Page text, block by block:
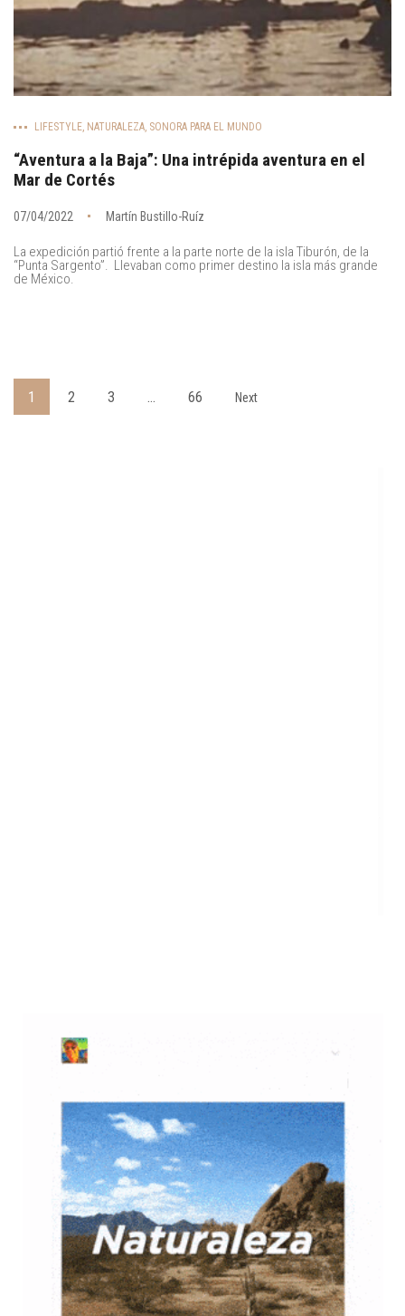
LIFESTYLE, NATURALEZA, SONORA PARA EL MUNDO
“Aventura a la Baja”: Una intrépida aventura en el
Mar de Cortés
07/04/2022 Martín Bustillo-Ruíz
La expedición partió frente a la parte norte de la isla Tiburón, de la
“Punta Sargento”. Llevaban como primer destino la isla más grande
de México.
1 2 3 … 66 Next